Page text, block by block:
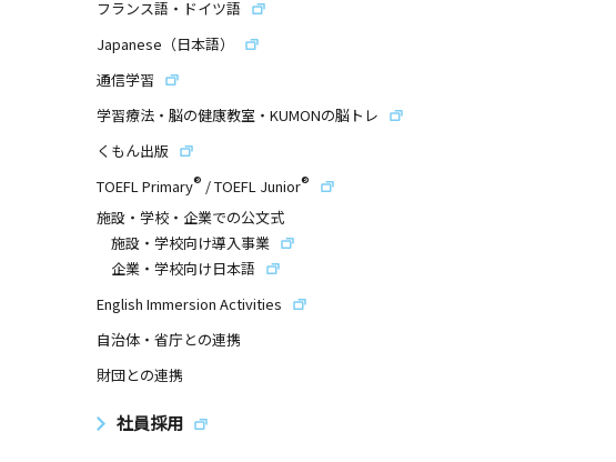
フランス語・ドイツ語
Japanese（日本語）
通信学習
学習療法・脳の健康教室・KUMONの脳トレ
くもん出版
TOEFL Primary® /TOEFL Junior®
施設・学校・企業での公文式
施設・学校向け導入事業
企業・学校向け日本語
English Immersion Activities
自治体・省庁との連携
財団との連携
社員採用